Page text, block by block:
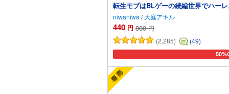
転生モブはBLゲーの続編世界でハー
niwaniwa /大庭アキル
440 円 880 円
(2,285)
(49)
カー